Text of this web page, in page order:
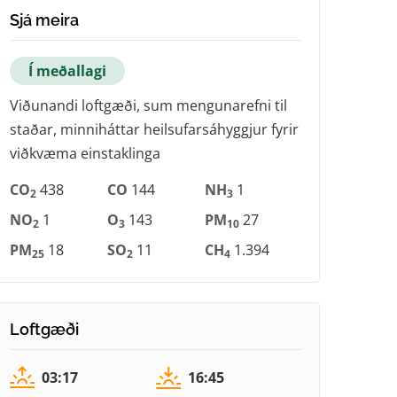
Sjá meira
Í meðallagi
Viðunandi loftgæði, sum mengunarefni til
staðar, minniháttar heilsufarsáhyggjur fyrir
viðkvæma einstaklinga
CO2 438 CO 144 NH3 1
NO2 1 O3 143 PM10 27
PM25 18 SO2 11 CH4 1.394
Loftgæði
03:17 16:45